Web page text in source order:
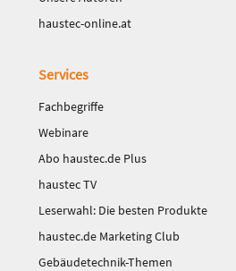
haustec-online.at
Services
Fachbegriffe
Webinare
Abo haustec.de Plus
haustec TV
Leserwahl: Die besten Produkte
haustec.de Marketing Club
Gebäudetechnik-Themen